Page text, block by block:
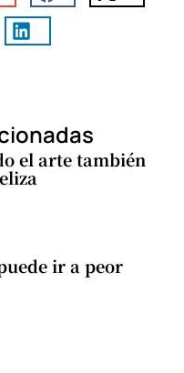
el arte también
ir a peor